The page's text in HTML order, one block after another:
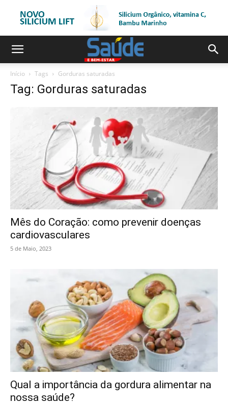
Início Tags Gorduras saturadas
Tag: Gorduras saturadas
Mês do Coração: como prevenir doenças
cardiovasculares
5 de Maio, 2023
Qual a importância da gordura alimentar na
nossa saúde?